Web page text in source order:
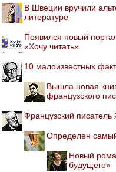
В Швеции вручили
литературе
Появился новый
«Хочу читать»
10 малоизвестных
Вышла новая
французского
Французский
Определен
Новый
будущего»